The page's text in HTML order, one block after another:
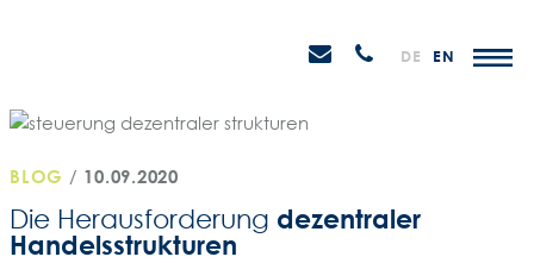
Email Anrufen
DE EN
BLOG / 10.09.2020
Die Herausforderung dezentraler
Handelsstrukturen